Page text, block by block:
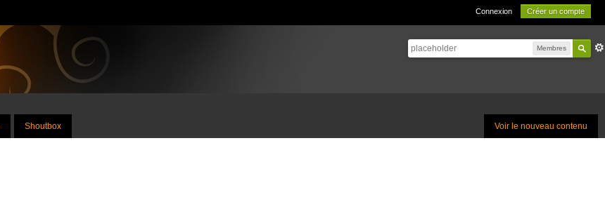
Connexion Créer un compte
Membres
Voir le nouveau contenu
Shoutbox